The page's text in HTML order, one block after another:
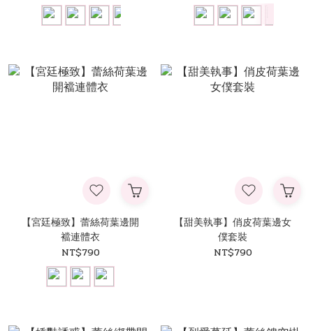
【宮廷極致】蕾絲荷葉邊開
襠連體衣
NT$790
【甜美執事】俏皮荷葉邊女
僕套裝
NT$790